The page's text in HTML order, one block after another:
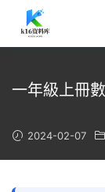
一年級上冊
2024-02-07